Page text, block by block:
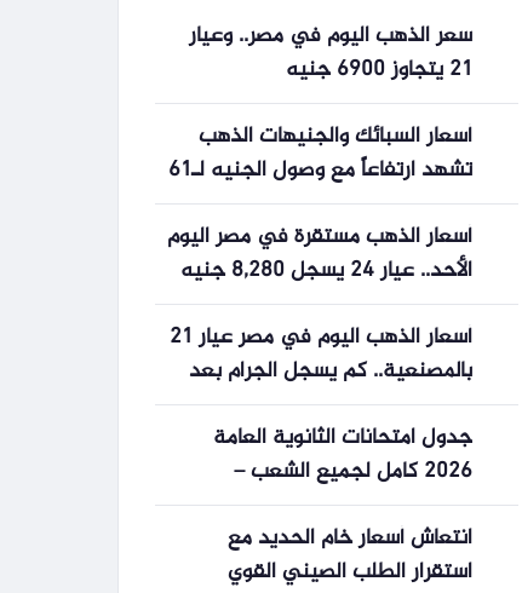
سعر الذهب اليوم في مصر.. وعيار
21 يتجاوز 6900 جنيه
أسعار السبائك والجنيهات الذهب
تشهد ارتفاعاً مع وصول الجنيه لـ61
ألف
أسعار الذهب مستقرة في مصر اليوم
الأحد.. عيار 24 يسجل 8,280 جنيه
للجرام
أسعار الذهب اليوم في مصر عيار 21
بالمصنعية.. كم يسجل الجرام بعد
آخر تحديث؟
جدول امتحانات الثانوية العامة
2026 كامل لجميع الشعب –
الأسبوع
انتعاش أسعار خام الحديد مع
استقرار الطلب الصيني القوي